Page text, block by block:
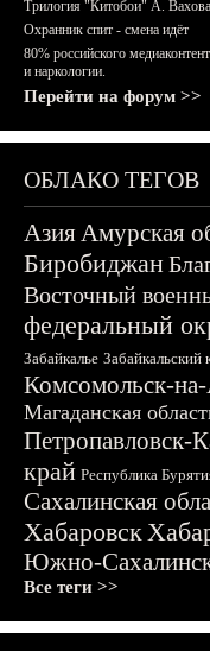
Трилогия "Китобои" А.
Охранник спит - смена идёт
80% российского
и наркологии.
Перейти на форум >>
ОБЛАКО ТЕГОВ
АзияАмурская
Биробиджан
Восточный
федеральный
Забайкалье Забайкальский
Комсомольск-
Магаданская
Петропавловск-
край Республика
Сахалинская
Хабаровск
Южно-
Все теги >>